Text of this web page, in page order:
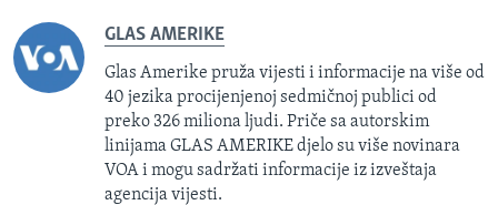
GLAS AMERIKE
Glas Amerike pruža vijesti i informacije na više od
40 jezika procijenjenoj sedmičnoj publici od
preko 326 miliona ljudi. Priče sa autorskim
linijama GLAS AMERIKE djelo su više novinara
VOA i mogu sadržati informacije iz izveštaja
agencija vijesti.